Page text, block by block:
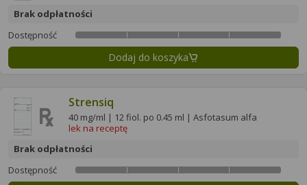
Dostępność
Brak odpłatności
Dodaj do koszyka
Strensiq
40 mg/ml | 12 fiol. po 0.45 ml | Asfotasum alfa
lek na receptę
Dostępność
Brak odpłatności